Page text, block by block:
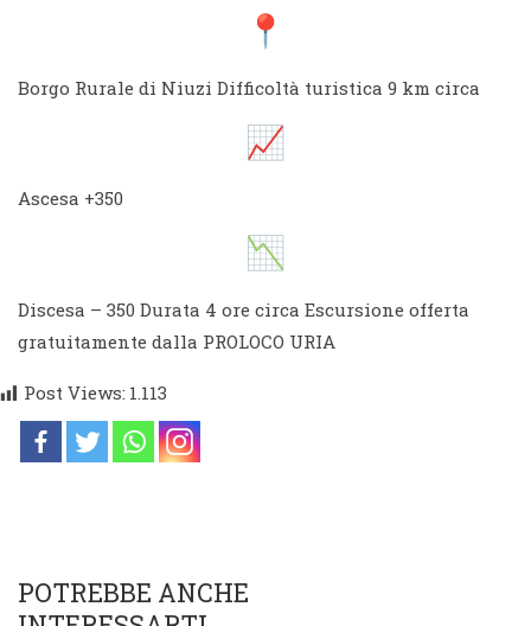
Borgo Rurale di Niuzi Difficoltà turistica 9 km circa
Ascesa +350
Discesa – 350 Durata 4 ore circa Escursione offerta
gratuitamente dalla PROLOCO URIA
Post Views: 1.113
POTREBBE ANCHE